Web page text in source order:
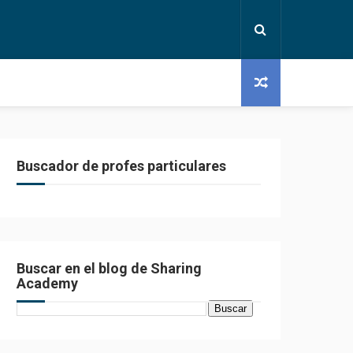
Buscador de profes particulares
Buscar en el blog de Sharing
Academy